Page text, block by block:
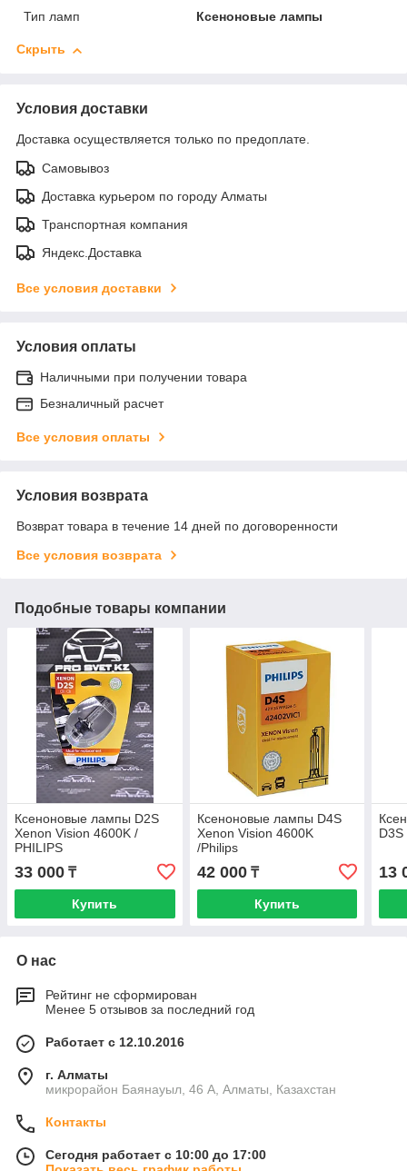
Тип ламп
Ксеноновые лампы
Скрыть
Условия доставки
Доставка осуществляется только по предоплате.
Самовывоз
Доставка курьером по городу Алматы
Транспортная компания
Яндекс.Доставка
Все условия доставки
Условия оплаты
Наличными при получении товара
Безналичный расчет
Все условия оплаты
Условия возврата
Возврат товара в течение 14 дней по договоренности
Все условия возврата
Подобные товары компании
Ксеноновые лампы D2S
Xenon Vision 4600K /
PHILIPS
33 000 ₸
Купить
Ксеноновые лампы D4S
Xenon Vision 4600K
/Philips
42 000₸
Купить
13
О нас
Рейтинг не сформирован
Менее 5 отзывов за последний год
Работает с 12.10.2016
г. Алматы
микрорайон Баянауыл, 46 А, Алматы, Казахстан
Контакты
Сегодня работает с 10:00 до 17:00